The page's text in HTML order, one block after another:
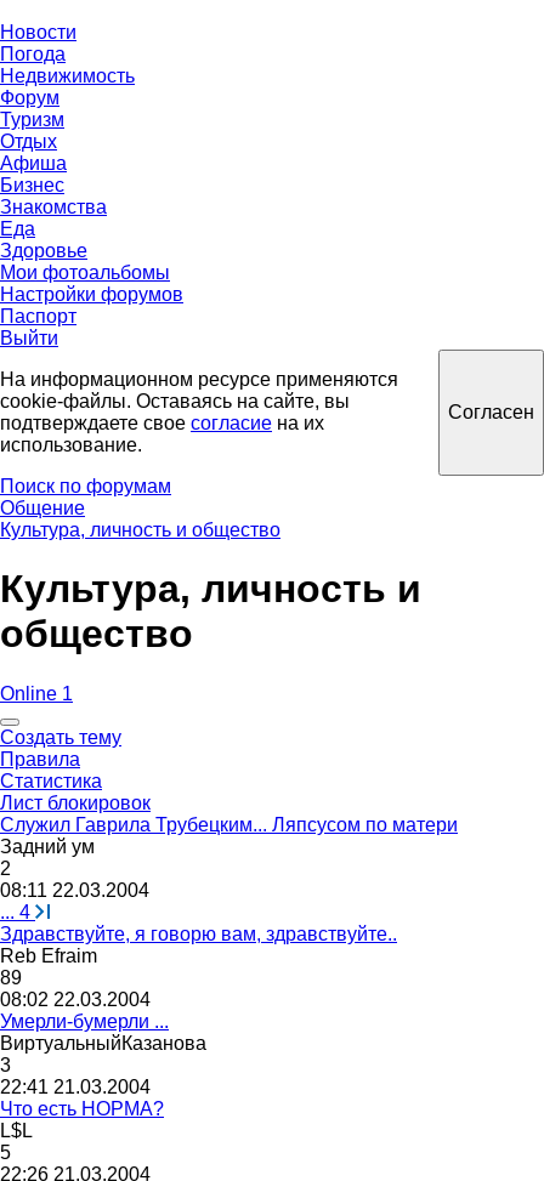
Новости
Погода
Недвижимость
Форум
Туризм
Отдых
Афиша
Бизнес
Знакомства
Еда
Здоровье
Мои фотоальбомы
Настройки форумов
Паспорт
Выйти
На информационном ресурсе применяются
cookie-файлы. Оставаясь на сайте, вы
подтверждаете свое согласие на их
использование.
Согласен
Поиск по форумам
Общение
Культура, личность и общество
Культура, личность и
общество
Online 1
Создать тему
Правила
Статистика
Лист блокировок
Служил Гаврила Трубецким... Ляпсусом по матери
Задний ум
2
08:11 22.03.2004
... 4
Здравствуйте, я говорю вам, здравствуйте..
Reb Efraim
89
08:02 22.03.2004
Умерли-бумерли ...
ВиртуальныйКазанова
3
22:41 21.03.2004
Что есть НОРМА?
L$L
5
22:26 21.03.2004